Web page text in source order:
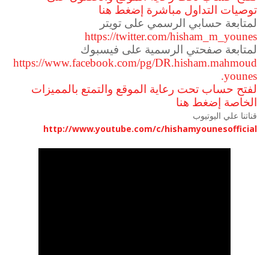
توصيات التداول مباشرة إضغط هنا
لمتابعة حسابي الرسمي على تويتر
https://twitter.com/hisham_m_younes
لمتابعة صفحتي الرسمية على فيسبوك
https://www.facebook.com/pg/DR.hisham.mahmoud
.younes
لفتح حساب تحت رعاية الموقع والتمتع بالمميزات
الخاصة إضغط هنا
قناتنا علي اليوتيوب
http://www.youtube.com/c/hishamyounesofficial